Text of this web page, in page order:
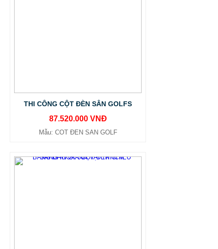
THI CÔNG CỘT ĐÈN SÂN GOLFS
87.520.000 VNĐ
Mẫu: COT ĐEN SAN GOLF